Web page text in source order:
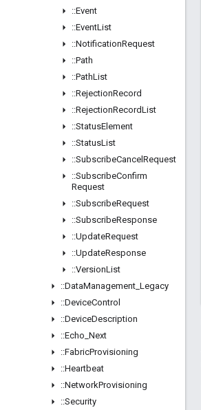
::Event
::EventList
::NotificationRequest
::Path
::PathList
::RejectionRecord
::RejectionRecordList
::StatusElement
::StatusList
::SubscribeCancel Request
::SubscribeConfirm
Request
::SubscribeRequest
::SubscribeResponse
::UpdateRequest
::UpdateResponse
::VersionList
::DataManagement Legacy
::DeviceControl
::DeviceDescription
::Echo Next
::FabricProvisioning
::Heartbeat
::NetworkProvisioning
::Security